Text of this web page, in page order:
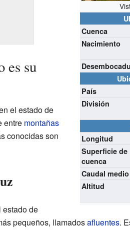
Cuenca
Nacimiento
País
División
Longitud
Superficie de
cuenca
Caudal medio
Altitud
es su
el estado de
entre montañas
conocidas son
estado de
pequeños, llamadosafluentes.